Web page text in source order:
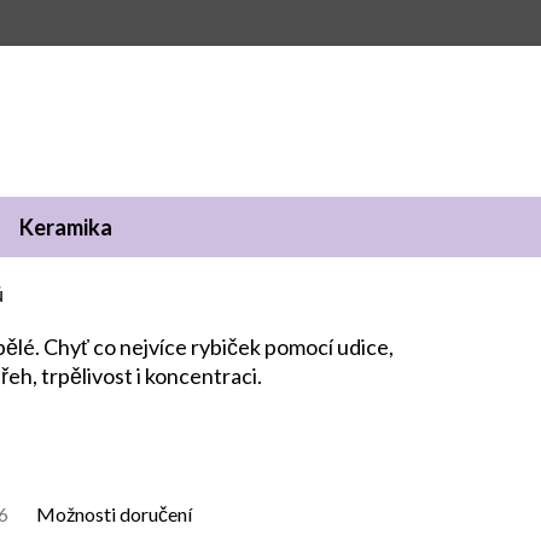
Keramika
Možnosti doručení
Chyť co nejvíce rybiček pomocí udice,
trpělivost i koncentraci.